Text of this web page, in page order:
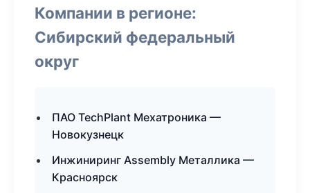
Компании в регионе:
Сибирский федеральный
округ
ПАО TechPlant Мехатроника —
Новокузнецк
Инжиниринг Assembly Металлика —
Красноярск